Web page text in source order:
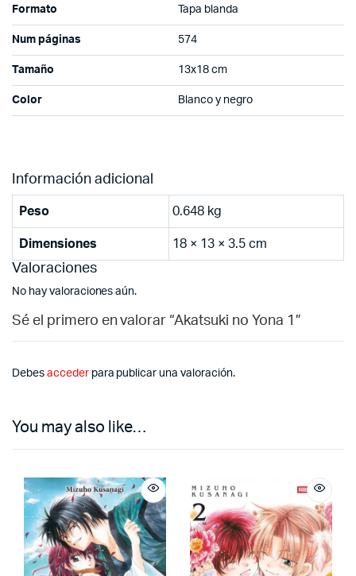
Formato Tapa blanda
Num páginas 574
Tamaño 13x18 cm
Color Blanco y negro
Información adicional
Peso 0.648 kg
Dimensiones 18 × 13 × 3.5 cm
Valoraciones
No hay valoraciones aún.
Sé el primero en valorar “Akatsuki no Yona 1”
Debes accederpara publicar una valoración.
You may also like…